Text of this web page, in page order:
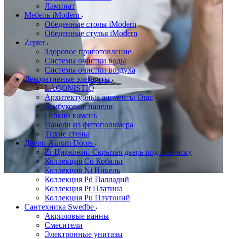
Ламинат
Мебель iModern
Обеденные столы iModern
Обеденные стулья iModern
Zepter
Здоровое приготовление
Системы очистки воды
Системы очистки воздуха
Декоративные элементы
LACONISTIQ
Архитектурные элементы Orac
Бамбуковые панели
Гибкий камень
Панели из фитополимера
Тихие стены
Двери Aurum Doors
Zr Цирконий Скрытая дверь под покраску
Коллекция Co Кобальт
Коллекция Ni Никель
Коллекция Pd Палладий
Коллекция Pt Платина
Коллекция Pu Плутоний
Сантехника Swedbe
Акриловые ванны
Смесители
Электронные унитазы